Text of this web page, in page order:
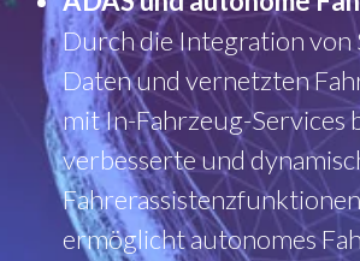
Durch die Integration von
Daten und vernetzten
mit In-Fahrzeug-Services
verbesserte und
ermöglicht autonomes